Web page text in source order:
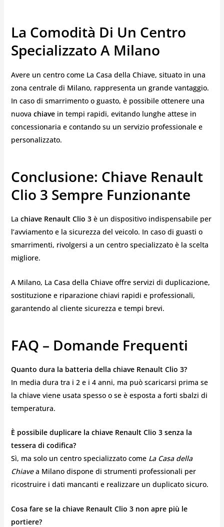
La Comodità Di Un Centro
Specializzato A Milano
Avere un centro come La Casa della Chiave, situato in una
zona centrale di Milano, rappresenta un grande vantaggio.
In caso di smarrimento o guasto, è possibile ottenere una
nuova chiave in tempi rapidi, evitando lunghe attese in
concessionaria e contando su un servizio professionale e
personalizzato.
Conclusione: Chiave Renault
Clio 3 Sempre Funzionante
La chiave Renault Clio 3è un dispositivo indispensabile per
l’avviamento e la sicurezza del veicolo. In caso di guasti o
smarrimenti, rivolgersi a un centro specializzato è la scelta
migliore.
A Milano, La Casa della Chiave offre servizi di duplicazione,
sostituzione e riparazione chiavi rapidi e professionali,
garantendo al cliente sicurezza e tempi brevi.
FAQ – Domande Frequenti
Quanto dura la batteria della chiave Renault Clio 3?
In media dura tra i 2 e i 4 anni, ma può scaricarsi prima se
la chiave viene usata spesso o se è esposta a forti sbalzi di
temperatura.
È possibile duplicare la chiave Renault Clio 3 senza la
tessera di codifica?
Sì, ma solo un centro specializzato come La Casa della
Chiavea Milano dispone di strumenti professionali per
ricostruire i dati mancanti e realizzare un duplicato sicuro.
Cosa fare se la chiave Renault Clio 3 non apre più le
portiere?